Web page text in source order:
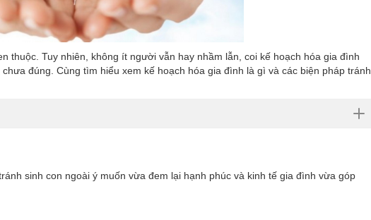
thuộc. Tuy nhiên, không ít người vẫn hay nhầm lẫn, coi kế hoạch hóa gia đình
đúng. Cùng tìm hiểu xem kế hoạch hóa gia đình là gì và các biện pháp tránh
tránh sinh con ngoài ý muốn vừa đem lại hạnh phúc và kinh tế gia đình vừa góp